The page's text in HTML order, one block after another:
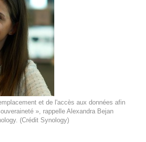
et de l'accès aux données afin
», rappelle Alexandra Bejan
(Crédit Synology)